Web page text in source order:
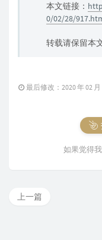
本文链接：
0/02/28/
转载请保留本
最后修改：2020 年 02 月
如果觉得
上一篇